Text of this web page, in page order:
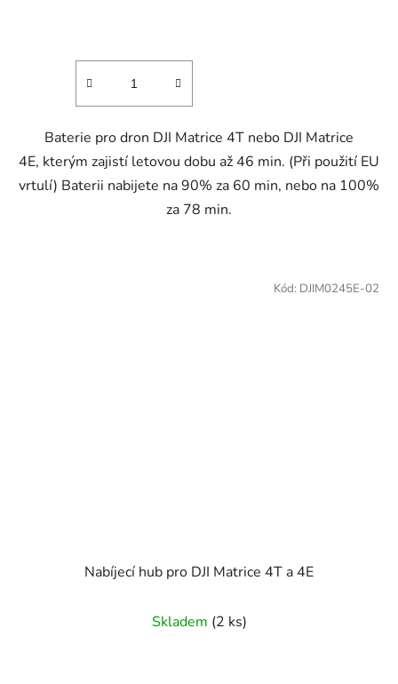
Baterie pro dron DJI Matrice 4T nebo DJI Matrice
4E, kterým zajistí letovou dobu až 46 min. (Při použití EU
vrtulí) Baterii nabijete na 90% za 60 min, nebo na 100%
za 78 min.
Nabíjecí hub pro DJI Matrice 4T a 4E
Skladem (2 ks)
Kód: DJIM0245E-02